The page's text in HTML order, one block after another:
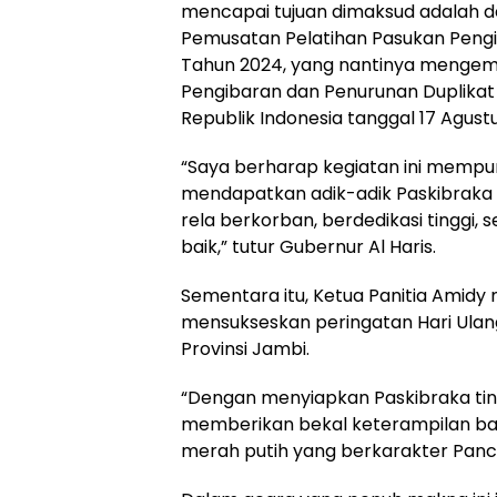
mencapai tujuan dimaksud adalah
Pemusatan Pelatihan Pasukan
Tahun 2024, yang nantinya
Pengibaran dan Penurunan
Republik Indonesia tanggal 17
“Saya berharap kegiatan ini
mendapatkan adik-adik
rela berkorban, berdedikasi tinggi,
baik,” tutur Gubernur Al Haris.
Sementara itu, Ketua Panitia
mensukseskan peringatan Hari
Provinsi Jambi.
“Dengan menyiapkan Paskibraka
memberikan bekal keterampilan
merah putih yang berkarakter